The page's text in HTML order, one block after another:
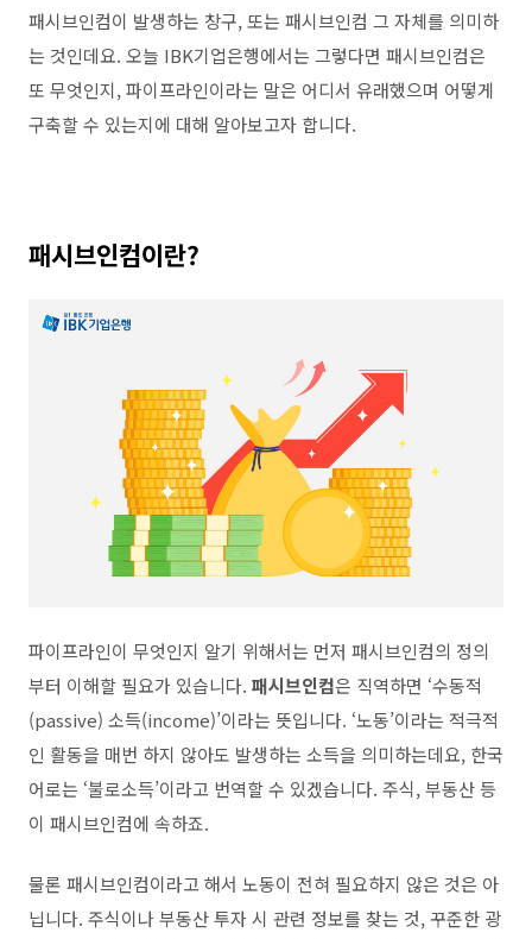
패시브인컴이 발생하는 창구,또는 패시브인컴 그 자체를 의미하
는 것인데요. 오늘 IBK기업은행에서는 그렇다면 패시브인컴은
또 무엇인지,파이프라인이라는 말은 어디서 유래했으며 어떻게
구축할 수 있는지에 대해 알아보고자 합니다.
패시브인컴이란?
파이프라인이 무엇인지 알기 위해서는 먼저 패시브인컴의 정의
부터 이해할 필요가 있습니다. 패시브인컴은 직역하면 ‘수동적
(passive) 소득(income)’이라는 뜻입니다. ‘노동’이라는 적극적
인 활동을 매번 하지 않아도 발생하는 소득을 의미하는데요, 한국
어로는 ‘불로소득’이라고 번역할 수 있겠습니다. 주식,부동산 등
이 패시브인컴에 속하죠.
물론 패시브인컴이라고 해서 노동이 전혀 필요하지 않은 것은 아
닙니다. 주식이나 부동산 투자 시 관련 정보를 찾는 것,꾸준한 광